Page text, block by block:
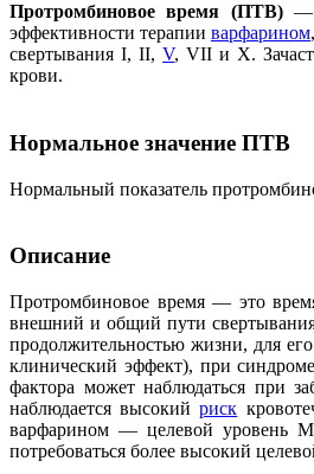
Протромбиновое время (ПТВ)—
эффективности терапии варфарином
свертывания I, II,V, VII и X.
крови.
Нормальное значение ПТВ
Нормальный показатель
Описание
Протромбиновое время — это
внешний и общий пути
продолжительностью жизни, для
клинический эффект), при
фактора может наблюдаться при
наблюдается высокийриск
варфарином — целевой уровень
потребоваться более высокий